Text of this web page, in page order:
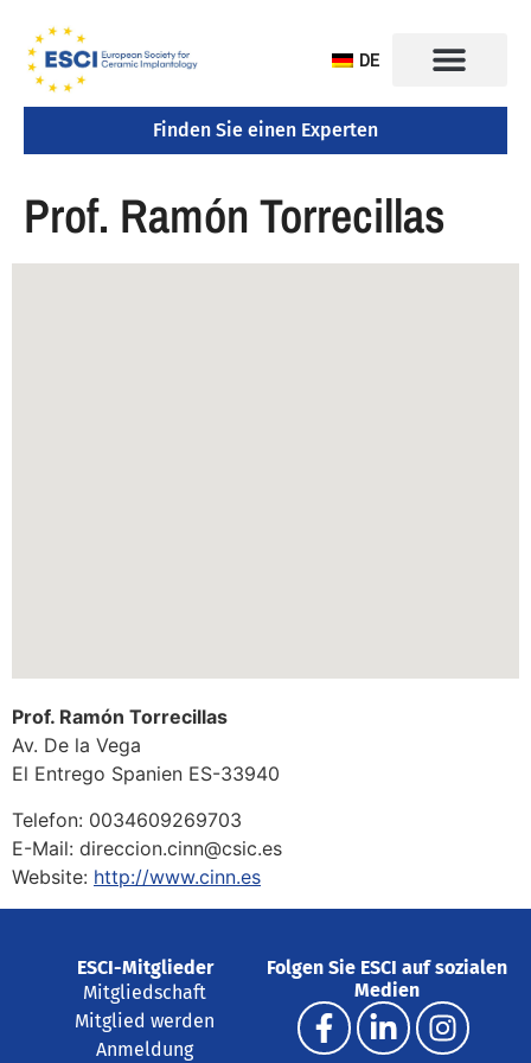
DE
Finden Sie einen Experten
Prof. Ramón Torrecillas
Prof. Ramón Torrecillas
Av. De la Vega
El Entrego Spanien ES-33940
Telefon: 0034609269703
E-Mail: direccion.cinn@csic.es
Website: http://www.cinn.es
ESCI-Mitglieder
Mitgliedschaft
Mitglied werden
Anmeldung
Folgen Sie ESCI auf sozialen
Medien